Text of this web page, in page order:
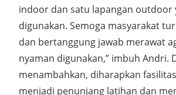
indoor dan satu lapangan outdoor
digunakan. Semoga masyarakat
dan bertanggung jawab merawat
nyaman digunakan,” imbuh Andri.
menambahkan, diharapkan
menjadi penunjang latihan dan